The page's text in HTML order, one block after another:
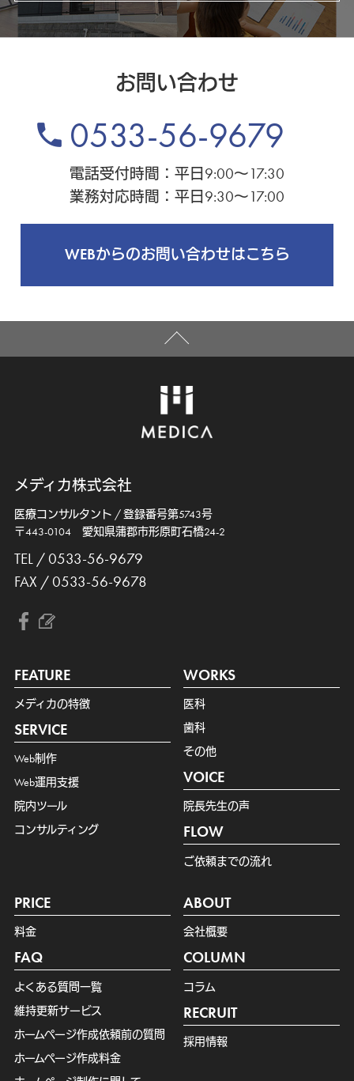
お問い合わせ
phone 0533-56-9679
電話受付時間：平日9:00～17:30
業務対応時間：平日9:30～17:00
WEBからのお問い合わせはこちら
メディカ株式会社
医療コンサルタント / 登録番号第5743号
〒443-0104 愛知県蒲郡市形原町石橋24-2
TEL / 0533-56-9679
FAX / 0533-56-9678
FEATURE
メディカの特徴
SERVICE
Web制作
Web運用支援
院内ツール
コンサルティング
WORKS
医科
歯科
その他
VOICE
院長先生の声
FLOW
ご依頼までの流れ
PRICE
料金
FAQ
よくある質問一覧
維持更新サービス
ホームページ作成依頼前の質問
ホームページ作成料金
ABOUT
会社概要
COLUMN
コラム
RECRUIT
採用情報